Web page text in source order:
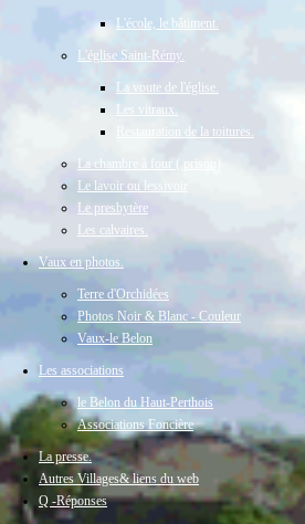
L'école, le bâtiment.
L'église Saint-Rémy.
La voute de l'église.
Les vitraux.
Restauration de la toitures.
La chambre à four ( prison)
Le lavoir ou lessivoir
Le presbytère
Les calvaires.
Vaux en photos.
Terre d'Orchidées
Photos Noir & Blanc - Couleur
Vaux-le Belon
Les associations
le Belon du Haut-Perthois
Associations Foncière
La presse.
Autres Villages& liens du web
Q -Réponses